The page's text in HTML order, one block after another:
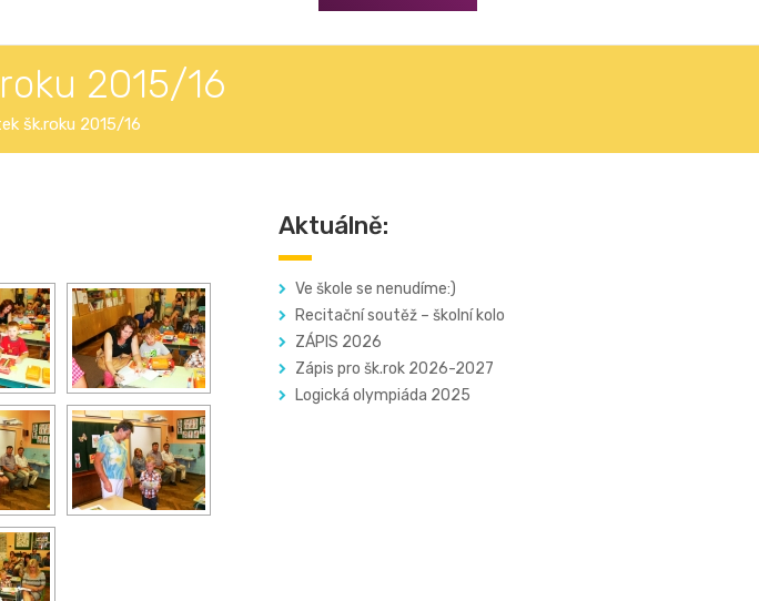
2015/16
šk.roku 2015/16
Aktuálně:
Ve škole se nenudíme:)
Recitační soutěž – školní kolo
ZÁPIS 2026
Zápis pro šk.rok 2026-2027
Logická olympiáda 2025